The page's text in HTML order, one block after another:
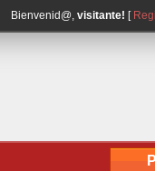
Bienvenid@, visitante! [